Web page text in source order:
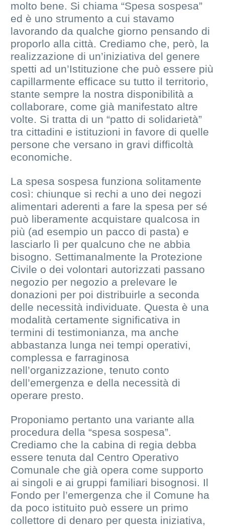
molto bene. Si chiama “Spesa sospesa”
ed è uno strumento a cui stavamo
lavorando da qualche giorno pensando di
proporlo alla città. Crediamo che, però, la
realizzazione di un’iniziativa del genere
spetti ad un’Istituzione che può essere più
capillarmente efficace su tutto il territorio,
stante sempre la nostra disponibilità a
collaborare, come già manifestato altre
volte. Si tratta di un “patto di solidarietà”
tra cittadini e istituzioni in favore di quelle
persone che versano in gravi difficoltà
economiche.
La spesa sospesa funziona solitamente
così: chiunque si rechi a uno dei negozi
alimentari aderenti a fare la spesa per sé
può liberamente acquistare qualcosa in
più (ad esempio un pacco di pasta) e
lasciarlo lì per qualcuno che ne abbia
bisogno. Settimanalmente la Protezione
Civile o dei volontari autorizzati passano
negozio per negozio a prelevare le
donazioni per poi distribuirle a seconda
delle necessità individuate. Questa è una
modalità certamente significativa in
termini di testimonianza, ma anche
abbastanza lunga nei tempi operativi,
complessa e farraginosa
nell’organizzazione, tenuto conto
dell’emergenza e della necessità di
operare presto.
Proponiamo pertanto una variante alla
procedura della “spesa sospesa”.
Crediamo che la cabina di regia debba
essere tenuta dal Centro Operativo
Comunale che già opera come supporto
ai singoli e ai gruppi familiari bisognosi. Il
Fondo per l’emergenza che il Comune ha
da poco istituito può essere un primo
collettore di denaro per questa iniziativa,